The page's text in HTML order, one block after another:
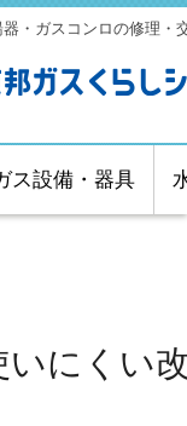
・ガスコンロの修理
ス設備・器具
にくい